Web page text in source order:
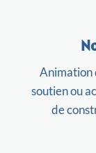
Animation
soutien ou
de